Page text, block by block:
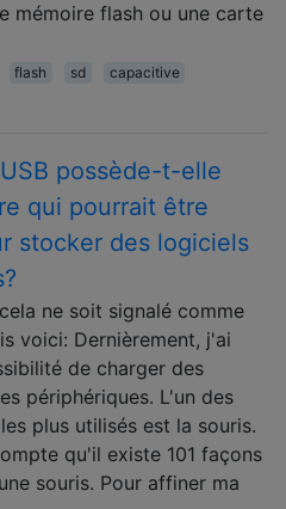
mémoire flash ou une carte
flash sd
capacitive
possède-t-elle
qui pourrait être
stocker des logiciels
ne soit signalé comme
voici: Dernièrement, j'ai
de charger des
périphériques. L'un des
plus utilisés est la souris.
qu'il existe 101 façons
souris. Pour affiner ma